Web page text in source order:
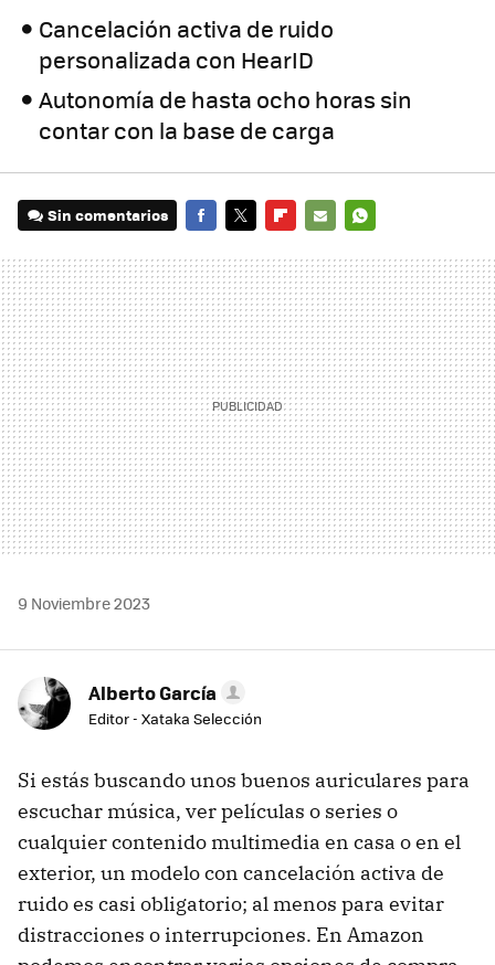
Cancelación activa de ruido
personalizada con HearID
Autonomía de hasta ocho horas sin
contar con la base de carga
Sin comentarios
MAIL
9 Noviembre 2023
Alberto García
Editor - Xataka Selección
Si estás buscando unos buenos auriculares para
escuchar música, ver películas o series o
cualquier contenido multimedia en casa o en el
exterior, un modelo con cancelación activa de
ruido es casi obligatorio; al menos para evitar
distracciones o interrupciones. En Amazon